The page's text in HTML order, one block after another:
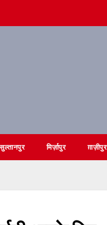
सुल्तानपुर मिर्ज़ापुर ग़ाज़ीपुर